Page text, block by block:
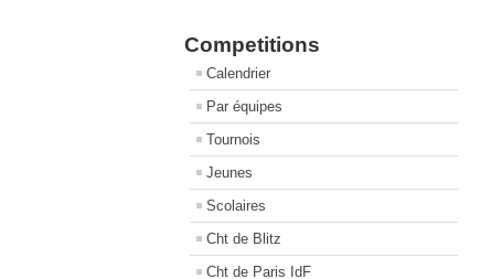
Competitions
Calendrier
Par équipes
Tournois
Jeunes
Scolaires
Cht de Blitz
Cht de Paris IdF